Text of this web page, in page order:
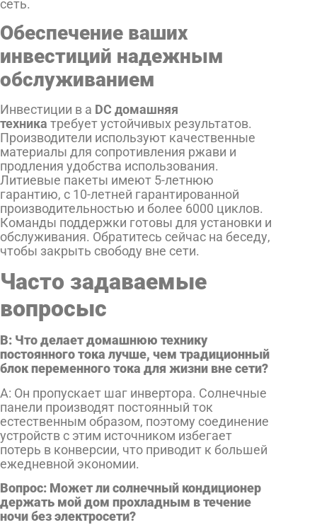
сеть.
Обеспечение ваших
инвестиций надежным
обслуживанием
Инвестиции в a DC домашняя
техника требует устойчивых результатов.
Производители используют качественные
материалы для сопротивления ржави и
продления удобства использования.
Литиевые пакеты имеют 5-летнюю
гарантию, с 10-летней гарантированной
производительностью и более 6000 циклов.
Команды поддержки готовы для установки и
обслуживания. Обратитесь сейчас на беседу,
чтобы закрыть свободу вне сети.
Часто задаваемые
вопросыс
В: Что делает домашнюю технику
постоянного тока лучше, чем традиционный
блок переменного тока для жизни вне сети?
А: Он пропускает шаг инвертора. Солнечные
панели производят постоянный ток
естественным образом, поэтому соединение
устройств с этим источником избегает
потерь в конверсии, что приводит к большей
ежедневной экономии.
Вопрос: Может ли солнечный кондиционер
держать мой дом прохладным в течение
ночи без электросети?